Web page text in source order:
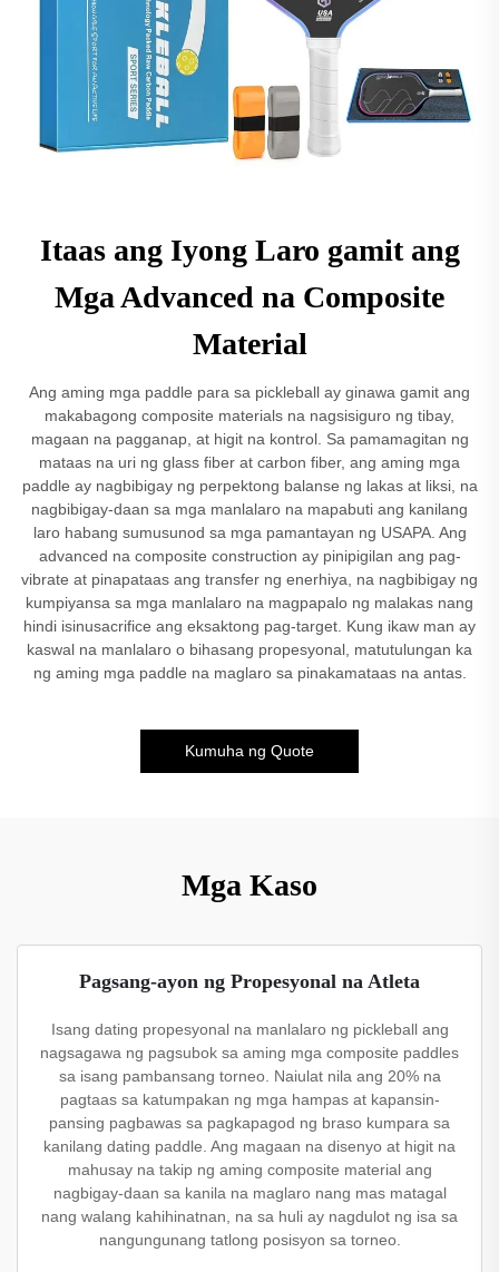
Itaas ang Iyong Laro gamit ang
Mga Advanced na Composite
Material
Ang aming mga paddle para sa pickleball ay ginawa gamit ang
makabagong composite materials na nagsisiguro ng tibay,
magaan na pagganap, at higit na kontrol. Sa pamamagitan ng
mataas na uri ng glass fiber at carbon fiber, ang aming mga
paddle ay nagbibigay ng perpektong balanse ng lakas at liksi, na
nagbibigay-daan sa mga manlalaro na mapabuti ang kanilang
laro habang sumusunod sa mga pamantayan ng USAPA. Ang
advanced na composite construction ay pinipigilan ang pag-
vibrate at pinapataas ang transfer ng enerhiya, na nagbibigay ng
kumpiyansa sa mga manlalaro na magpapalo ng malakas nang
hindi isinusacrifice ang eksaktong pag-target. Kung ikaw man ay
kaswal na manlalaro o bihasang propesyonal, matutulungan ka
ng aming mga paddle na maglaro sa pinakamataas na antas.
Kumuha ng Quote
Mga Kaso
Pagsang-ayon ng Propesyonal na Atleta
Isang dating propesyonal na manlalaro ng pickleball ang
nagsagawa ng pagsubok sa aming mga composite paddles
sa isang pambansang torneo. Naiulat nila ang 20% na
pagtaas sa katumpakan ng mga hampas at kapansin-
pansing pagbawas sa pagkapagod ng braso kumpara sa
kanilang dating paddle. Ang magaan na disenyo at higit na
mahusay na takip ng aming composite material ang
nagbigay-daan sa kanila na maglaro nang mas matagal
nang walang kahihinatnan, na sa huli ay nagdulot ng isa sa
nangungunang tatlong posisyon sa torneo.